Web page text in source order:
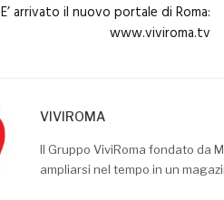
E’ arrivato il nuovo portale di Roma:
www.viviroma.tv
VIVIROMA
Il Gruppo ViviRoma fondato da
ampliarsi nel tempo in un